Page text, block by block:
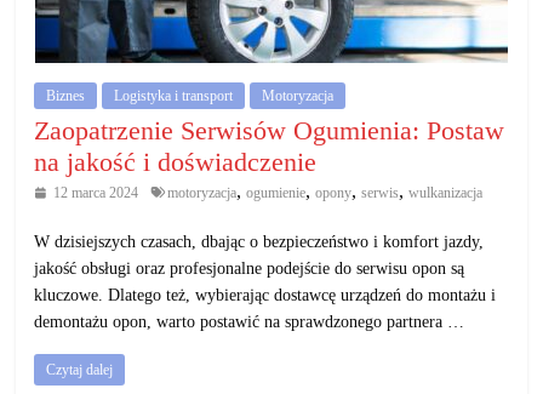
gospodarczą.
Porady
biznesowe
Biznes Logistyka i transport Motoryzacja
Zaopatrzenie Serwisów Ogumienia: Postaw
na jakość i doświadczenie
12 marca 2024 motoryzacja, ogumienie, opony, serwis, wulkanizacja
W dzisiejszych czasach, dbając o bezpieczeństwo i komfort jazdy,
jakość obsługi oraz profesjonalne podejście do serwisu opon są
kluczowe. Dlatego też, wybierając dostawcę urządzeń do montażu i
demontażu opon, warto postawić na sprawdzonego partnera …
Czytaj dalej